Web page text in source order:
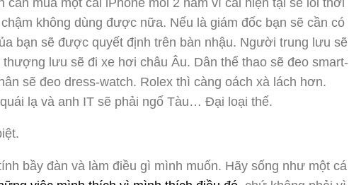
không dùng được nữa. Nếu là giám đốc bạn sẽ cần có
bạn sẽ được quyết định trên bàn nhậu. Người trung lưu sẽ
lưu sẽ đi xe hơi châu Âu. Dân thể thao sẽ đeo smart-
sẽ đeo dress-watch. Rolex thì càng oách xà lách hơn.
lạ và anh IT sẽ phải ngố Tàu… Đại loại thế.
bầy đàn và làm điều gì mình muốn. Hãy sống như một cá